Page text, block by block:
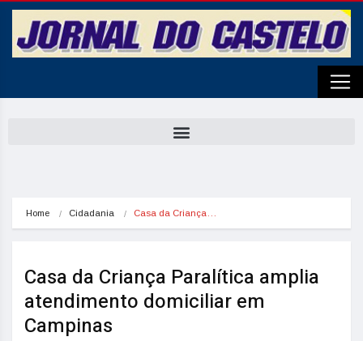
Home Cidadania Casa da Criança…
Casa da Criança Paralítica amplia
atendimento domiciliar em
Campinas